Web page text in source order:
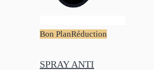
Bon PlanRéduction
SPRAY ANTI